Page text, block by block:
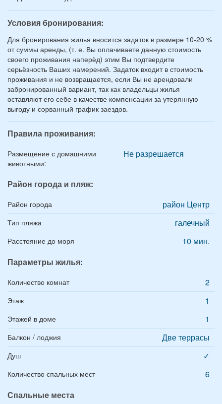
Условия бронирования:
Для бронирования жилья вносится задаток в размере 10-20 %
от суммы аренды, (т. е. Вы оплачиваете данную стоимость
своего проживания наперёд) этим Вы подтвердите
серьёзность Ваших намерений. Задаток входит в стоимость
проживания и не возвращается, если Вы не арендовали
забронированный вариант, так как владельцы жилья
оставляют его себе в качестве компенсации за утерянную
выгоду и сорванный график заездов.
Правила проживания:
Размещение с домашними
животными:
Не разрешается
Район города и пляж:
Район города район Центр
Тип пляжа галечный
Расстояние до моря
10 мин.
Параметры жилья:
Количество комнат 2
Этаж 1
Этажей в доме 1
Балкон / лоджия Две террасы
Душ ✓
Количество спальных мест
6
Спальные места